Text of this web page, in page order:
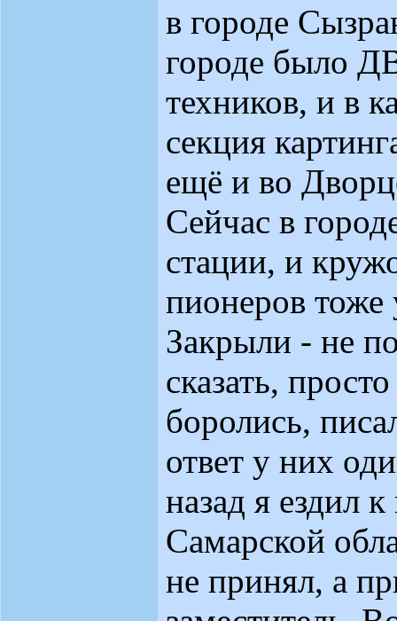
в городе
городе было
техников, и в
секция
ещё и во
Сейчас в
стации, и
пионеров
Закрыли - не
сказать,
боролись,
ответ у них
назад я ездил
Самарской
не принял, а